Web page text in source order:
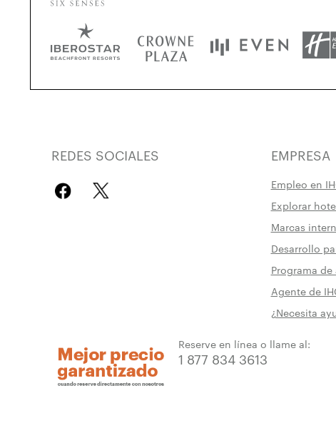
REDES SOCIALES EMPRESA
Empleo en
Explorar
Marcas
Desarrollo
Programa
Agente de
¿Necesita
Reserve en línea o llame al:
1 877 834 3613